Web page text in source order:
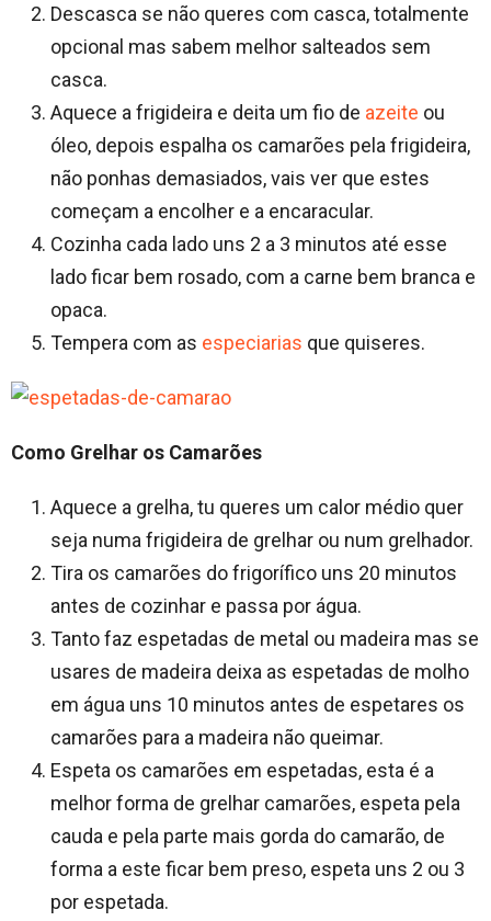
Descasca se não queres com casca, totalmente
opcional mas sabem melhor salteados sem
casca.
Aquece a frigideira e deita um fio de azeite ou
óleo, depois espalha os camarões pela frigideira,
não ponhas demasiados, vais ver que estes
começam a encolher e a encaracular.
Cozinha cada lado uns 2 a 3 minutos até esse
lado ficar bem rosado, com a carne bem branca e
opaca.
Tempera com as especiarias que quiseres.
Como Grelhar os Camarões
Aquece a grelha, tu queres um calor médio quer
seja numa frigideira de grelhar ou num grelhador.
Tira os camarões do frigorífico uns 20 minutos
antes de cozinhar e passa por água.
Tanto faz espetadas de metal ou madeira mas se
usares de madeira deixa as espetadas de molho
em água uns 10 minutos antes de espetares os
camarões para a madeira não queimar.
Espeta os camarões em espetadas, esta é a
melhor forma de grelhar camarões, espeta pela
cauda e pela parte mais gorda do camarão, de
forma a este ficar bem preso, espeta uns 2 ou 3
por espetada.